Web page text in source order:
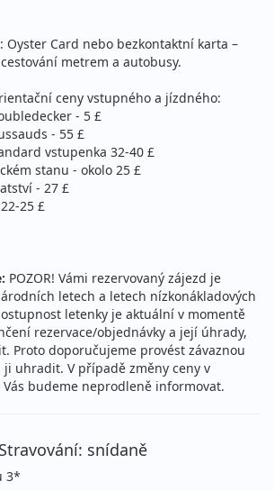
Oyster Card nebo bezkontaktní karta –
metrem a autobusy.
ceny vstupného a jízdného:
- 5 £
- 55 £
vstupenka 32-40 £
stanu - okolo 25 £
- 27 £
25 £
POZOR! Vámi rezervovaný zájezd je
letech a letech nízkonákladových
letenky je aktuální v momentě
rezervace/objednávky a její úhrady,
Proto doporučujeme provést závaznou
uhradit. V případě změny ceny v
budeme neprodleně informovat.
Stravování: snídaně
3*